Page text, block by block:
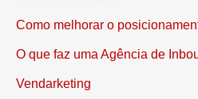
Como melhorar o
O que faz uma Agência de
Vendarketing